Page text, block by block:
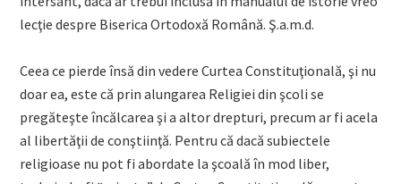
lecţie despre Biserica Ortodoxă Română. Ş.a.m.d.
Ceea ce pierde însă din vedere Curtea Constituţională, şi nu
doar ea, este că prin alungarea Religiei din şcoli se
pregăteşte încălcarea şi a altor drepturi, precum ar fi acela
al libertăţii de conştiinţă. Pentru că dacă subiectele
religioase nu pot fi abordate la şcoală în mod liber,